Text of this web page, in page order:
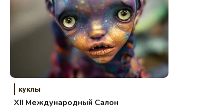
куклы
XII Международный Салон